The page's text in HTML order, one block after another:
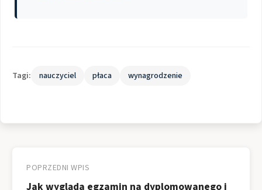
Tagi: nauczyciel płaca wynagrodzenie
wpisu
POPRZEDNI WPIS
Jak wygląda egzamin na dyplomowanego i